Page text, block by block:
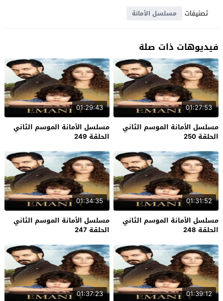
تصنيفات
مسلسل الأمانة
فيديوهات ذات صلة
01:27:53
مسلسل الأمانة الموسم الثاني
الحلقة 250
01:29:43
مسلسل الأمانة الموسم الثاني
الحلقة 249
01:31:52
مسلسل الأمانة الموسم الثاني
الحلقة 248
01:34:35
مسلسل الأمانة الموسم الثاني
الحلقة 247
01:39:12
01:37:23